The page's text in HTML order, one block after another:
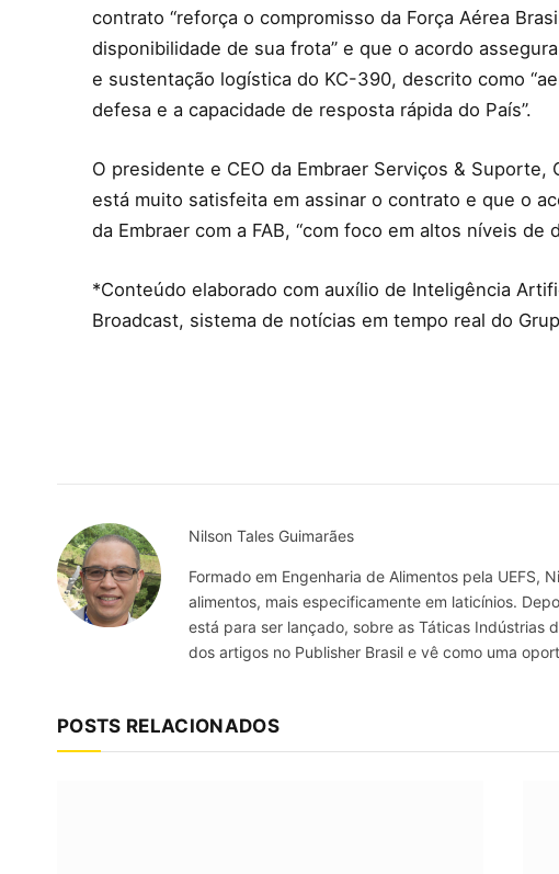
contrato “reforça o compromisso da Força Aérea
disponibilidade de sua frota” e que o acordo
e sustentação logística do KC-390, descrito como
defesa e a capacidade de resposta rápida do País”.
O presidente e CEO da Embraer Serviços &
está muito satisfeita em assinar o contrato e que o
da Embraer com a FAB, “com foco em altos níveis de
*Conteúdo elaborado com auxílio de Inteligência
Broadcast, sistema de notícias em tempo real do
Nilson Tales Guimarães
Formado em Engenharia de Alimentos pela UEFS,
alimentos, mais especificamente em laticínios.
está para ser lançado, sobre as Táticas Indústrias
dos artigos no Publisher Brasil e vê como uma
POSTS RELACIONADOS